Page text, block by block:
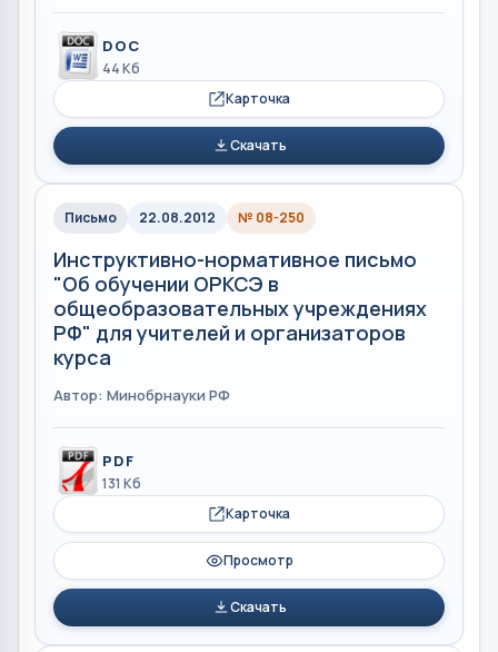
DOC
44 Кб
Карточка
Скачать
Письмо 22.08.2012 № 08-250
Инструктивно-нормативное письмо
"Об обучении ОРКСЭ в
общеобразовательных учреждениях
РФ" для учителей и организаторов
курса
Автор: Минобрнауки РФ
PDF
131 Кб
Карточка
Просмотр
Скачать